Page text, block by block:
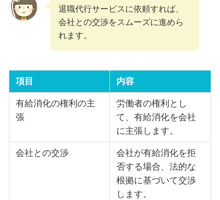
退職代行サービスに依頼すれば、
会社との交渉をスムーズに進めら
れます。
項目 内容
有給消化の権利の主
張
労働者の権利とし
て、有給消化を会社
に主張します。
会社との交渉
会社が有給消化を拒
否する場合、法的な
根拠に基づいて交渉
します。